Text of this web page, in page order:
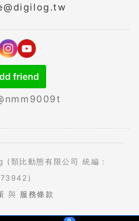
比動態有限公司 統編：
與 服務條款